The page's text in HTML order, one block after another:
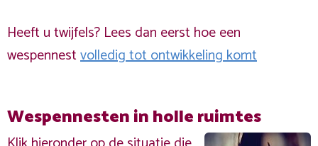
Heeft u twijfels? Lees dan eerst hoe een
wespennestvolledig tot ontwikkeling komt
Wespennesten in holle ruimtes